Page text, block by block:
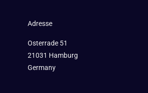
Adresse
Osterrade 51
21031 Hamburg
Germany